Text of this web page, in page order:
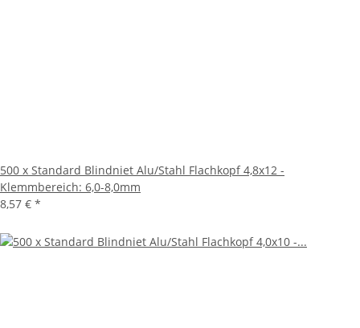
500 x Standard Blindniet Alu/Stahl Flachkopf 4,8x12 -
Klemmbereich: 6,0-8,0mm
8,57 € *